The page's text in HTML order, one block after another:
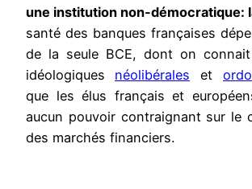
une institution non-démocratique:
santé des banques françaises
de la seule BCE, dont on
idéologiques néolibérales et
que les élus français et
aucun pouvoir contraignant sur le
des marchés financiers.